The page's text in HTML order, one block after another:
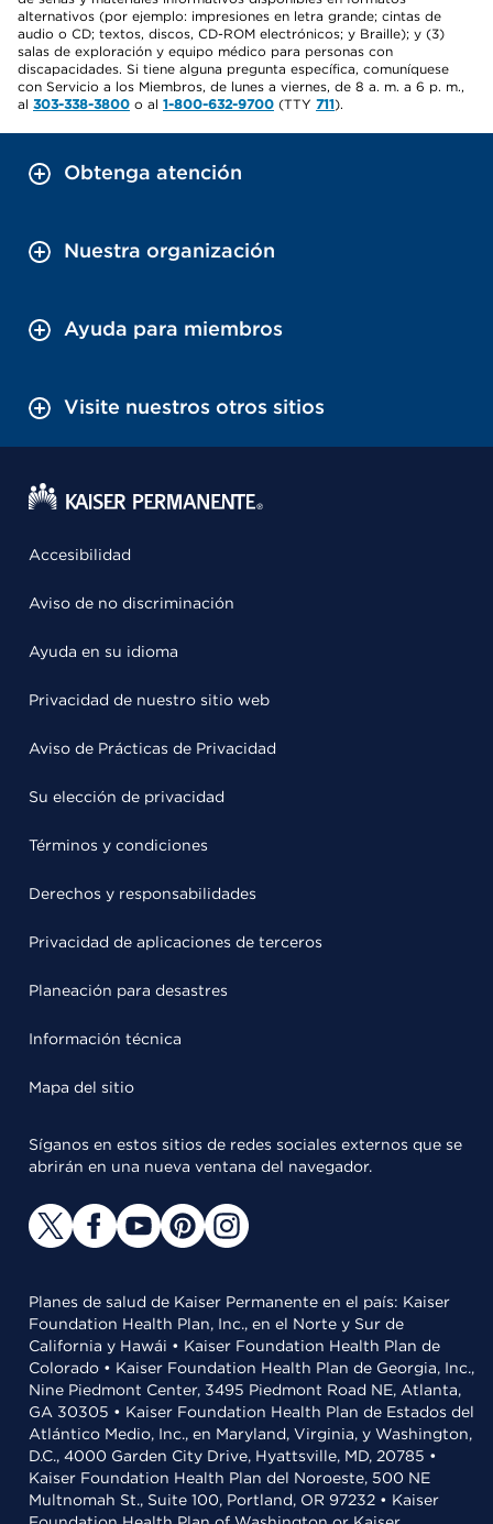
alternativos (por ejemplo: impresiones en letra grande; cintas de
audio o CD; textos, discos, CD-ROM electrónicos; y Braille); y (3)
salas de exploración y equipo médico para personas con
discapacidades. Si tiene alguna pregunta específica, comuníquese
con Servicio a los Miembros, de lunes a viernes, de 8 a. m. a 6 p. m.,
al 303-338-3800 o al 1-800-632-9700 (TTY 711).
Obtenga atención
Nuestra organización
Ayuda para miembros
Visite nuestros otros sitios
Accesibilidad
Aviso de no discriminación
Ayuda en su idioma
Privacidad de nuestro sitio web
Aviso de Prácticas de Privacidad
Su elección de privacidad
Términos y condiciones
Derechos y responsabilidades
Privacidad de aplicaciones de terceros
Planeación para desastres
Información técnica
Mapa del sitio
Síganos en estos sitios de redes sociales externos que se
abrirán en una nueva ventana del navegador.
Planes de salud de Kaiser Permanente en el país: Kaiser
Foundation Health Plan, Inc., en el Norte y Sur de
California y Hawái • Kaiser Foundation Health Plan de
Colorado • Kaiser Foundation Health Plan de Georgia, Inc.,
Nine Piedmont Center, 3495 Piedmont Road NE, Atlanta,
GA 30305 • Kaiser Foundation Health Plan de Estados del
Atlántico Medio, Inc., en Maryland, Virginia, y Washington,
D.C., 4000 Garden City Drive, Hyattsville, MD, 20785 •
Kaiser Foundation Health Plan del Noroeste, 500 NE
Multnomah St., Suite 100, Portland, OR 97232 • Kaiser